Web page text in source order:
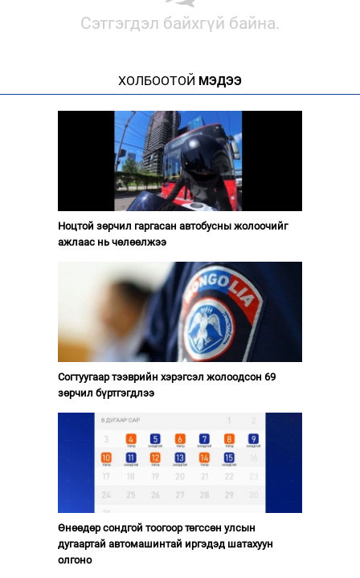
Сэтгэгдэл байхгүй байна.
ХОЛБООТОЙ МЭДЭЭ
Ноцтой зөрчил гаргасан автобусны жолоочийг
ажлаас нь чөлөөлжээ
Согтуугаар тээврийн хэрэгсэл жолоодсон 69
зөрчил бүртгэгдлээ
Өнөөдөр сондгой тоогоор төгссөн улсын
дугаартай автомашинтай иргэдэд шатахуун
олгоно